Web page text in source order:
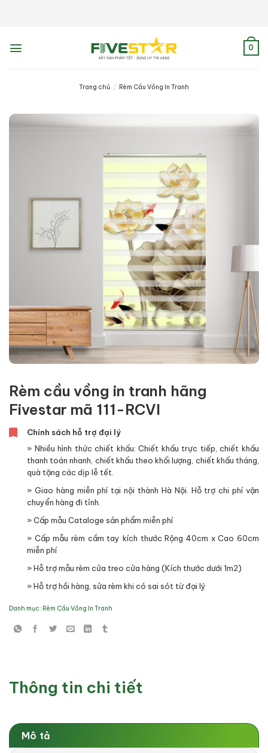
0
Trang chủ / Rèm Cầu Vồng In Tranh
Rèm cầu vồng in tranh hãng
Fivestar mã 111-RCVI
Chính sách hỗ trợ đại lý
» Nhiều hình thức chiết khấu: Chiết khấu trực tiếp, chiết khấu
thanh toán nhanh, chiết khấu theo khối lượng, chiết khấu tháng,
quà tặng các dịp lễ tết.
» Giao hàng miễn phí tại nội thành Hà Nội. Hỗ trợ chi phí vận
chuyển hàng đi tỉnh.
» Cấp mẫu Cataloge sản phẩm miễn phí
» Cấp mẫu rèm cầm tay kích thước Rộng 40cm x Cao 60cm
miễn phí
» Hỗ trợ mẫu rèm cửa treo cửa hàng (Kích thước dưới 1m2)
» Hỗ trợ hồi hàng, sửa rèm khi có sai sót từ đại lý
Danh mục: Rèm Cầu Vồng In Tranh
Thông tin chi tiết
Mô tả